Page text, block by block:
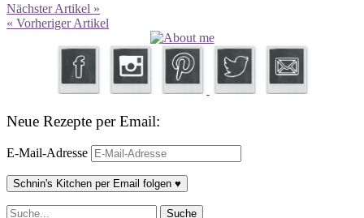
Nächster Artikel »
« Vorheriger Artikel
Neue Rezepte per Email:
E-Mail-Adresse
Schnin's Kitchen per Email folgen ♥